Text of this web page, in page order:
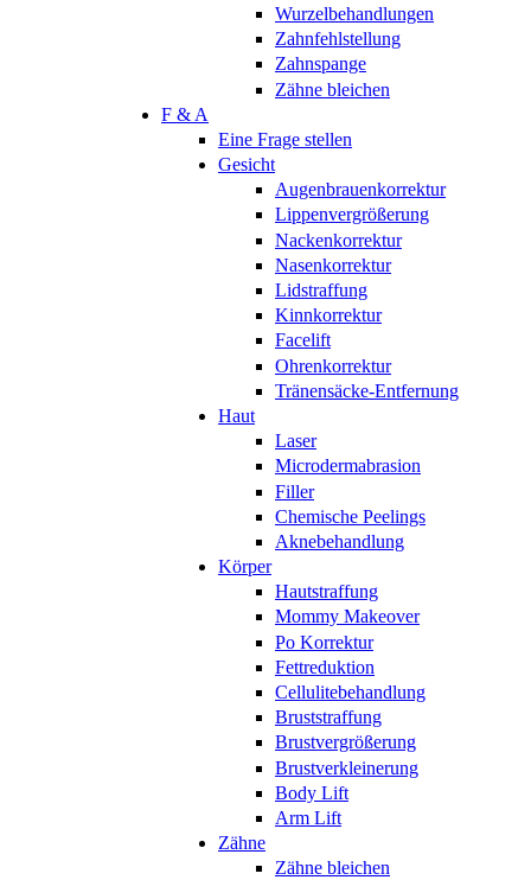
Wurzelbehandlungen
Zahnfehlstellung
Zahnspange
Zähne bleichen
F & A
Eine Frage stellen
Gesicht
Augenbrauenkorrektur
Lippenvergrößerung
Nackenkorrektur
Nasenkorrektur
Lidstraffung
Kinnkorrektur
Facelift
Ohrenkorrektur
Tränensäcke-Entfernung
Haut
Laser
Microdermabrasion
Filler
Chemische Peelings
Aknebehandlung
Körper
Hautstraffung
Mommy Makeover
Po Korrektur
Fettreduktion
Cellulitebehandlung
Bruststraffung
Brustvergrößerung
Brustverkleinerung
Body Lift
Arm Lift
Zähne
Zähne bleichen